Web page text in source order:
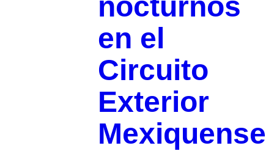
nocturnos
en el
Circuito
Exterior
Mexiquense